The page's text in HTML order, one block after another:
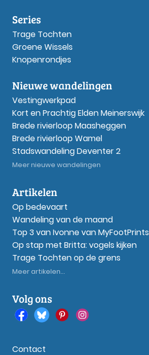
Series
Trage Tochten
Groene Wissels
Knopenrondjes
Nieuwe wandelingen
Vestingwerkpad
Kort en Prachtig Elden Meinerswijk
Brede rivierloop Maasheggen
Brede rivierloop Wamel
Stadswandeling Deventer 2
Meer nieuwe wandelingen
Artikelen
Op bedevaart
Wandeling van de maand
Top 3 van Ivonne van MyFootPrints
Op stap met Britta: vogels kijken
Trage Tochten op de grens
Meer artikelen...
Volg ons
Contact